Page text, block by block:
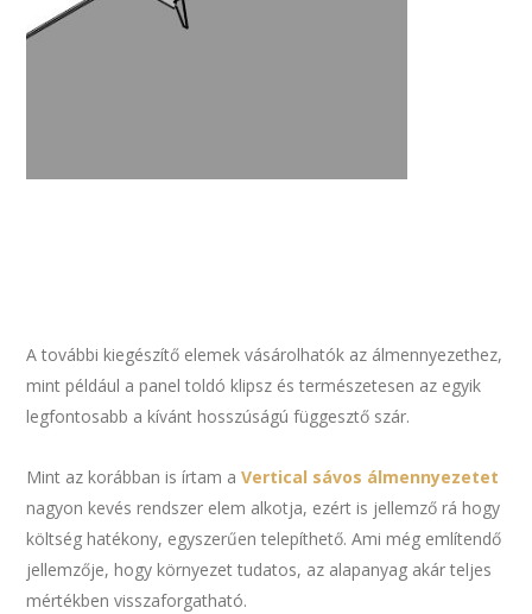
A további kiegészítő elemek vásárolhatók az álmennyezethez,
mint például a panel toldó klipsz és természetesen az egyik
legfontosabb a kívánt hosszúságú függesztő szár.
Mint az korábban is írtam aVertical sávos álmennyezetet
nagyon kevés rendszer elem alkotja, ezért is jellemző rá hogy
költség hatékony, egyszerűen telepíthető. Ami még említendő
jellemzője, hogy környezet tudatos, az alapanyag akár teljes
mértékben visszaforgatható.